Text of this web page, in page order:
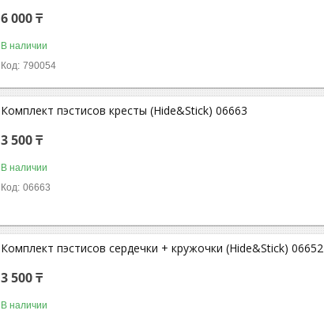
6 000 ₸
В наличии
790054
Комплект пэстисов кресты (Hide&Stick) 06663
3 500 ₸
В наличии
06663
Комплект пэстисов сердечки + кружочки (Hide&Stick) 06652
3 500 ₸
В наличии